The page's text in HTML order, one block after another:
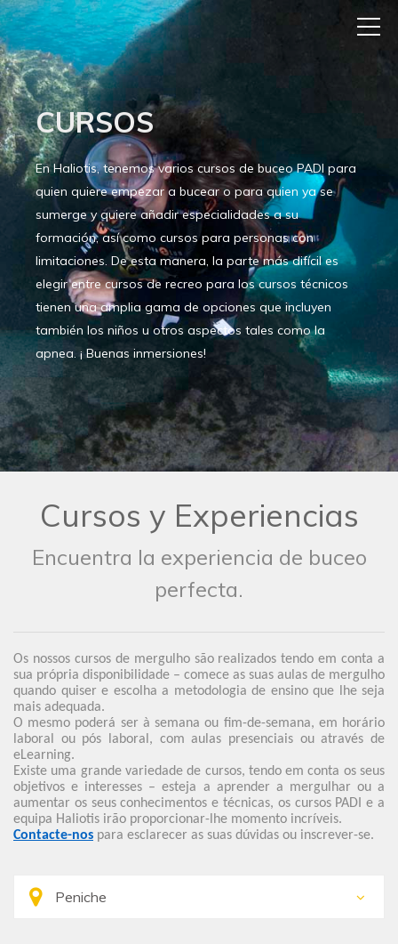
CURSOS
En Haliotis, tenemos varios cursos de buceo PADI para
quien quiere empezar a bucear o para quien ya se
sumerge y quiere añadir especialidades a su
formación, así como cursos para personas con
limitaciones. De esta manera, la parte más difícil es
elegir entre cursos de recreo para los cursos técnicos
tienen una amplia gama de opciones que incluyen
también los niños u otros aspectos tales como la
apnea. ¡ Buenas inmersiones!
Cursos y Experiencias
Encuentra la experiencia de buceo
perfecta.
Os nossos cursos de mergulho são realizados tendo em conta a
sua própria disponibilidade – comece as suas aulas de mergulho
quando quiser e escolha a metodologia de ensino que lhe seja
mais adequada.
O mesmo poderá ser à semana ou fim-de-semana, em horário
laboral ou pós laboral, com aulas presenciais ou através de
eLearning.
Existe uma grande variedade de cursos, tendo em conta os seus
objetivos e interesses – esteja a aprender a mergulhar ou a
aumentar os seus conhecimentos e técnicas, os cursos PADI e a
equipa Haliotis irão proporcionar-lhe momento incríveis.
Contacte-nos para esclarecer as suas dúvidas ou inscrever-se.